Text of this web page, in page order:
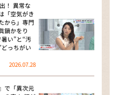
おかえり
A.B.C-Z塚田×福井アナ
でやねん！？」（news お
）
も台所 ～きょうの献立 何
？～
！ 異常な
「空気がき
から」専門
鍋かをり
暑い”と“汚
っちがい
2026.07.28
で「異次元